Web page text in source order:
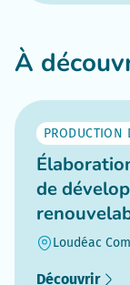
À
PRODUCTION
de
Loudéac
Découvrir